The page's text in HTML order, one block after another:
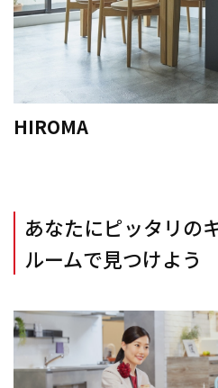
HIROMA
あなたにピッタリの
ルームで見つけよう